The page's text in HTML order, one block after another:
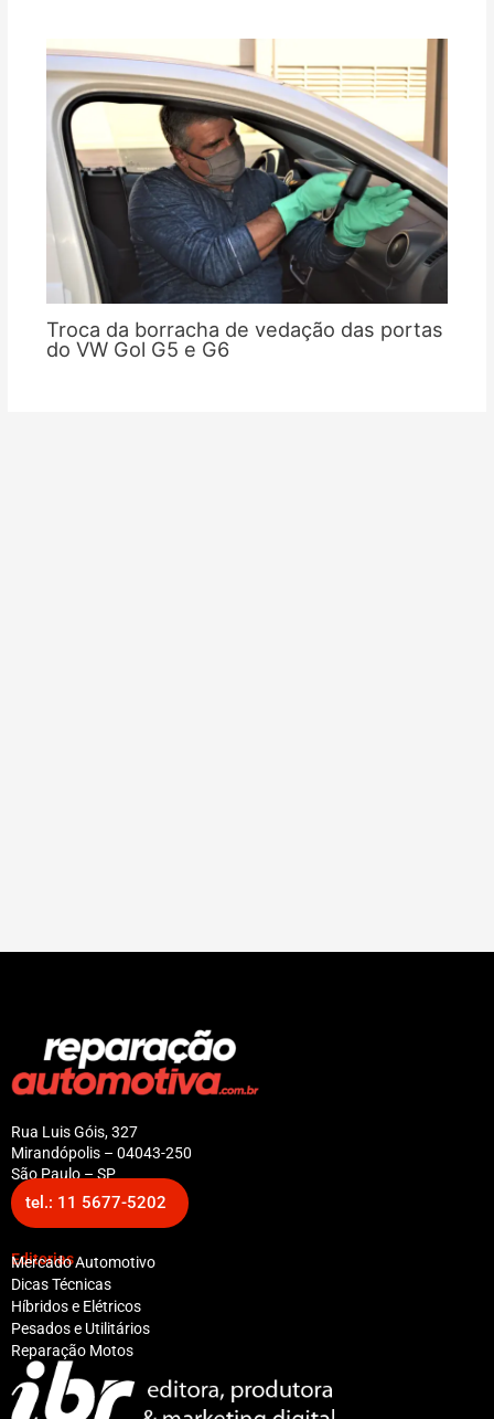
Troca da borracha de vedação das portas
do VW Gol G5 e G6
Rua Luis Góis, 327
Mirandópolis – 04043-250
São Paulo – SP
tel.: 11 5677-5202
Editorias
Mercado Automotivo
Dicas Técnicas
Híbridos e Elétricos
Pesados e Utilitários
Reparação Motos